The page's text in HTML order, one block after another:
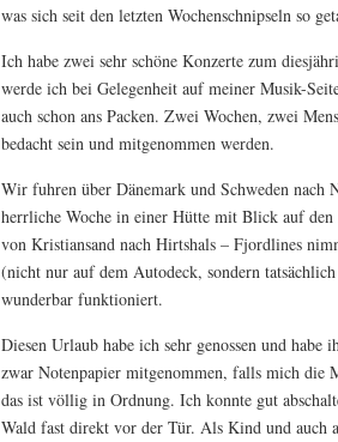
was sich seit den letzten Wochenschnipseln so
Ich habe zwei sehr schöne Konzerte zum
werde ich bei Gelegenheit auf meiner Musik-
auch schon ans Packen. Zwei Wochen, zwei
bedacht sein und mitgenommen werden.
Wir fuhren über Dänemark und Schweden nach
herrliche Woche in einer Hütte mit Blick auf
von Kristiansand nach Hirtshals – Fjordlines
(nicht nur auf dem Autodeck, sondern
wunderbar funktioniert.
Diesen Urlaub habe ich sehr genossen und
zwar Notenpapier mitgenommen, falls mich die
das ist völlig in Ordnung. Ich konnte gut
Wald fast direkt vor der Tür. Als Kind und auch